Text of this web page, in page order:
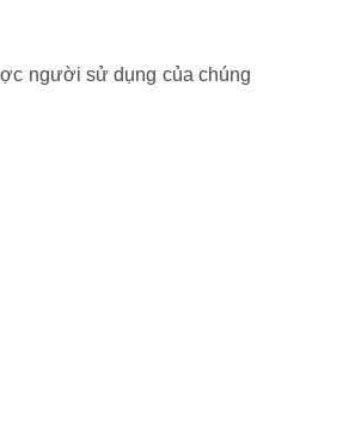
người sử dụng của chúng